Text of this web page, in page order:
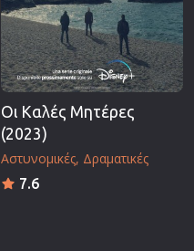
Οι Καλές Μητέρες
(2023)
Αστυνομικές Δραματικές
7.6